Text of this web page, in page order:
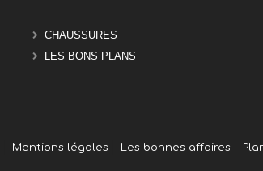
CHAUSSURES
LES BONS PLANS
Mentions légales Les bonnes affaires